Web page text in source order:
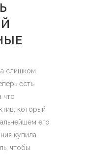
слишком
есть
что
который
его
купила
чтобы